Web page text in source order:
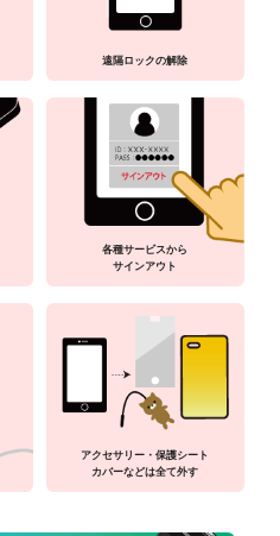
遠隔ロックの解除
各種サービスから
サインアウト
アクセサリー・保護シート
カバーなどは全て外す